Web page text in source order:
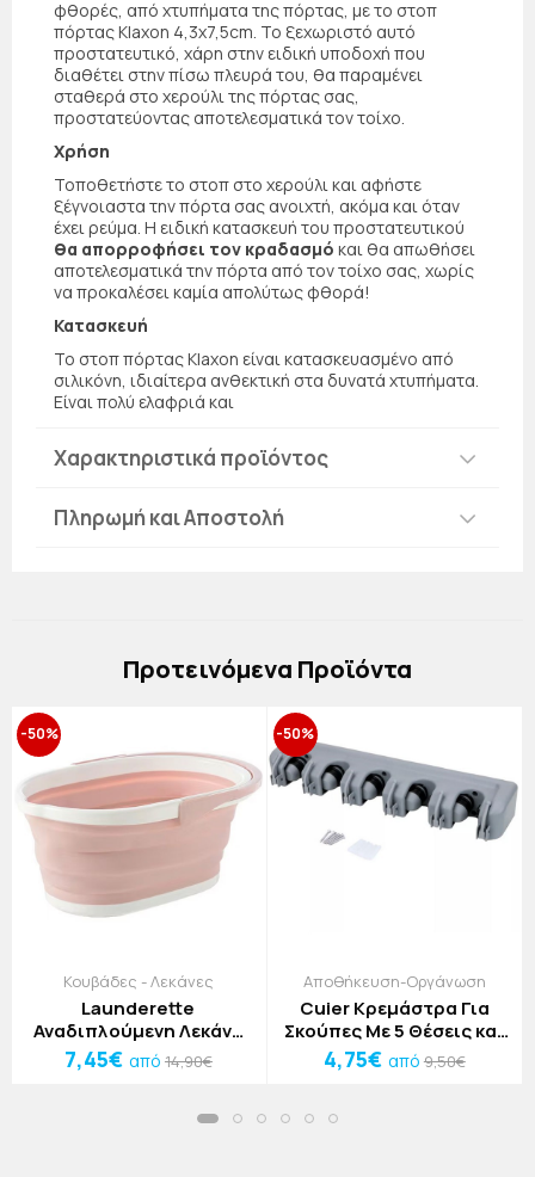
φθορές, από χτυπήματα της πόρτας, με το στοπ
πόρτας Klaxon 4,3x7,5cm. Το ξεχωριστό αυτό
προστατευτικό, χάρη στην ειδική υποδοχή που
διαθέτει στην πίσω πλευρά του, θα παραμένει
σταθερά στο χερούλι της πόρτας σας,
προστατεύοντας αποτελεσματικά τον τοίχο.
Χρήση
Τοποθετήστε το στοπ στο χερούλι και αφήστε
ξέγνοιαστα την πόρτα σας ανοιχτή, ακόμα και όταν
έχει ρεύμα. Η ειδική κατασκευή του προστατευτικού
θα απορροφήσει τον κραδασμό και θα απωθήσει
αποτελεσματικά την πόρτα από τον τοίχο σας, χωρίς
να προκαλέσει καμία απολύτως φθορά!
Κατασκευή
Το στοπ πόρτας Klaxon είναι κατασκευασμένο από
σιλικόνη, ιδιαίτερα ανθεκτική στα δυνατά χτυπήματα.
Είναι πολύ ελαφριά και
Χαρακτηριστικά προϊόντος
Πληρωμή και Αποστολή
Πρoτεινόμενα Προϊόντα
-50%
Κουβάδες - Λεκάνες
Launderette
Αναδιπλούμενη Λεκάνη
Ρούχων Ροζ
7,45€ από 14,90€
-50%
Αποθήκευση-Οργάνωση
Cuier Κρεμάστρα Για
Σκούπες Με 5 Θέσεις και
6 Γάντζους 40x8x6cm
4,75€ από 9,50€